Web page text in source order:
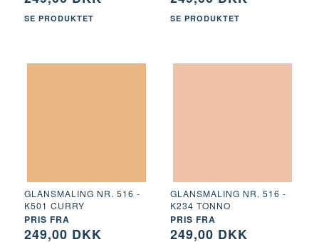
SE PRODUKTET SE PRODUKTET
GLANSMALING NR. 516 -
K501 CURRY
PRIS FRA
249,00 DKK
GLANSMALING NR. 516 -
K234 TONNO
PRIS FRA
249,00 DKK